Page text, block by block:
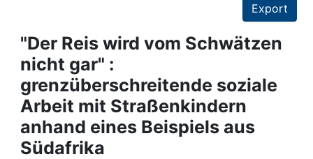
Projects
People
Institutions
Awards
Export
"Der Reis wird vom Schwätzen
nicht gar" :
grenzüberschreitende soziale
Arbeit mit Straßenkindern
anhand eines Beispiels aus
Südafrika